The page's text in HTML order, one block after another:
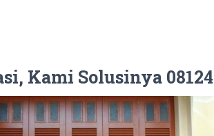
Kami Solusinya